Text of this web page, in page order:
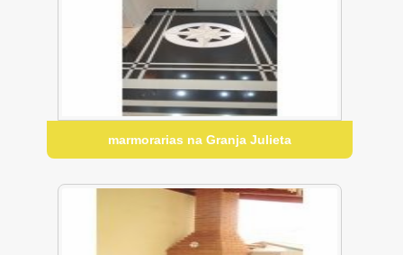
marmorarias na Granja Julieta